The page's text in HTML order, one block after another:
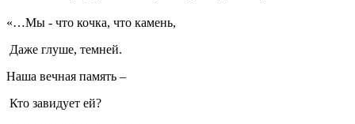
«…Мы - что кочка, что камень,
Даже глуше, темней.
Наша вечная память –
Кто завидует ей?